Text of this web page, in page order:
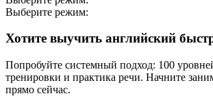
Выберите режим:
Хотите выучить английский
Попробуйте системный подход: 100
тренировки и практика речи. Начните
прямо сейчас.